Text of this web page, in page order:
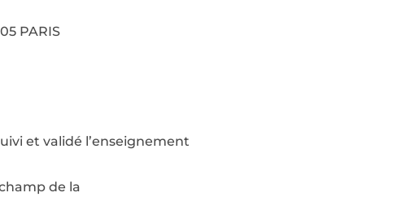
PARIS
et validé l’enseignement
de la